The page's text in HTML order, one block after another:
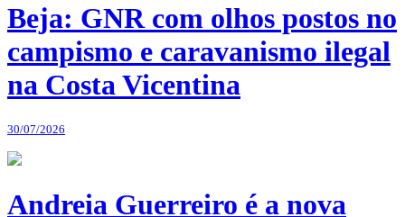
Beja: GNR com olhos postos no
campismo e caravanismo ilegal
na Costa Vicentina
30/07/2026
Andreia Guerreiro é a nova